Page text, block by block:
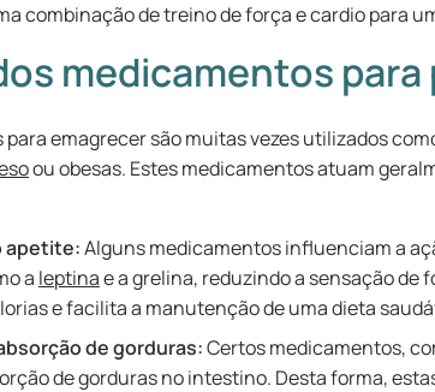
combinação de treino de força e cardio para
medicamentos para
emagrecer são muitas vezes utilizados
ou obesas. Estes medicamentos atuam
apetite:Alguns medicamentos influenciam a
a leptinae a grelina, reduzindo a sensação de
e facilita a manutenção de uma dieta
de gorduras:Certos medicamentos,
de gorduras no intestino. Desta forma,